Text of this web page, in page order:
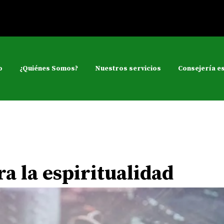
¿Quiénes Somos? Nuestros servicios Consejería
la espiritualidad